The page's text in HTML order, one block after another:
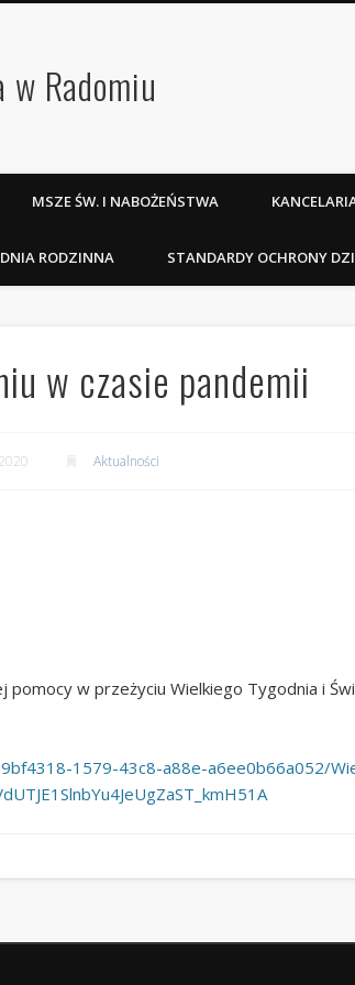
Radomiu
MSZE ŚW. I NABOŻEŃSTWA
RODZINNA STANDARDY OCHRONY
w czasie pandemii
Aktualności
w przeżyciu Wielkiego Tygodnia i
1579-43c8-a88e-a6ee0b66a052/